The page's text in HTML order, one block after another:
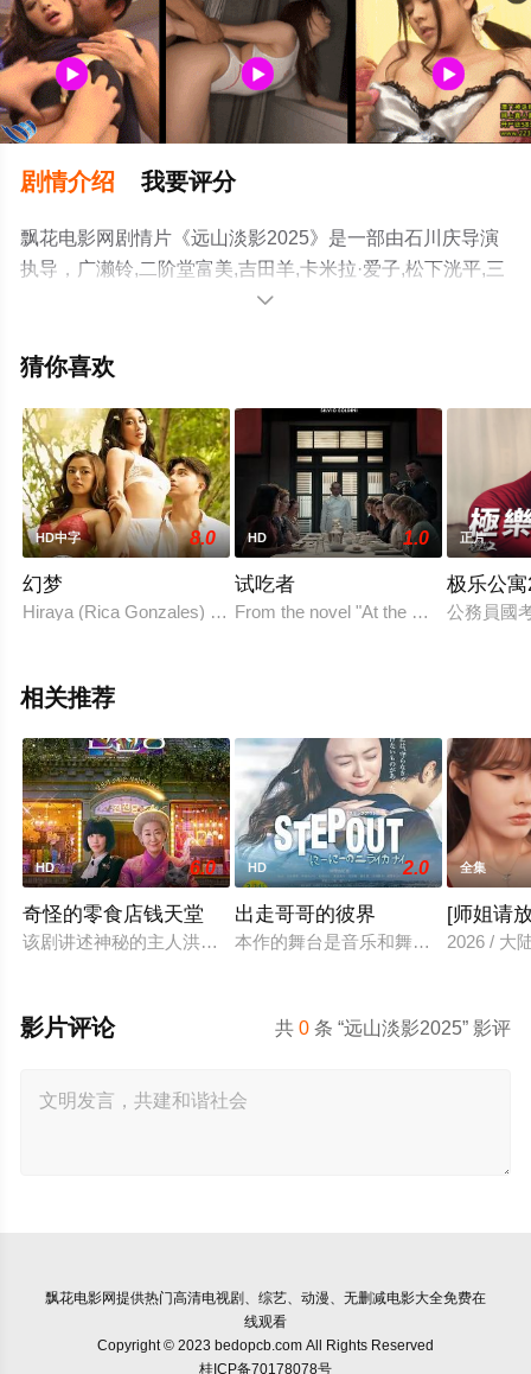
剧情介绍 我要评分
飘花电影网剧情片《远山淡影2025》是一部由石川庆导演
执导，广濑铃,二阶堂富美,吉田羊,卡米拉·爱子,松下洸平,三
浦友和,柴田理惠,渡边大知,铃木碧樱等演员精彩演绎的日本
影院，更多相关信息可移步至豆瓣电影、电视猫或剧情网

猜你喜欢
HD中字 8.0
幻梦
Hiraya (Rica Gonzales) is a mysterious woman found u
HD 1.0
试吃者
From the novel "At the Wolf's Table"
正片
极乐公寓
公務員國
相关推荐
HD 6.0
奇怪的零食店钱天堂
该剧讲述神秘的主人洪子卖能够实现人们愿望的神秘零食，以及
HD 2.0
出走哥哥的彼界
本作的舞台是音乐和舞蹈融入生活的
全集
[师姐请
2026 / 大
共0 条 “远山淡影2025” 影评
影片评论
飘花电影网提供热门高清电视剧、综艺、动漫、无删减电影大全免费在
线观看
Copyright © 2023 bedopcb.com All Rights Reserved
桂ICP备70178078号